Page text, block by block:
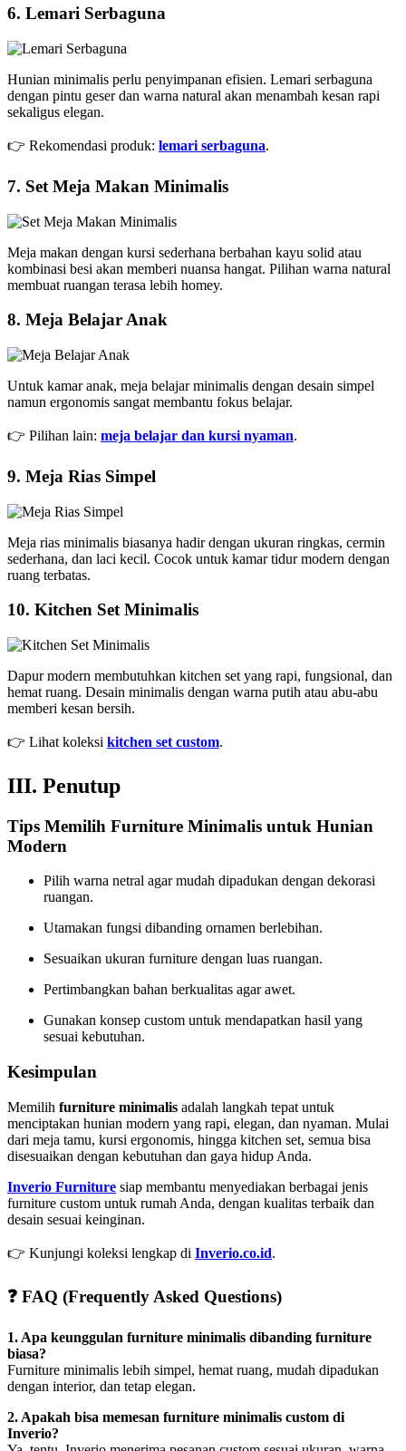
6. Lemari Serbaguna
Hunian minimalis perlu penyimpanan efisien. Lemari serbaguna
dengan pintu geser dan warna natural akan menambah kesan rapi
sekaligus elegan.
👉 Rekomendasi produk: lemari serbaguna.
7. Set Meja Makan Minimalis
Meja makan dengan kursi sederhana berbahan kayu solid atau
kombinasi besi akan memberi nuansa hangat. Pilihan warna natural
membuat ruangan terasa lebih homey.
8. Meja Belajar Anak
Untuk kamar anak, meja belajar minimalis dengan desain simpel
namun ergonomis sangat membantu fokus belajar.
👉 Pilihan lain: meja belajar dan kursi nyaman.
9. Meja Rias Simpel
Meja rias minimalis biasanya hadir dengan ukuran ringkas, cermin
sederhana, dan laci kecil. Cocok untuk kamar tidur modern dengan
ruang terbatas.
10. Kitchen Set Minimalis
Dapur modern membutuhkan kitchen set yang rapi, fungsional, dan
hemat ruang. Desain minimalis dengan warna putih atau abu-abu
memberi kesan bersih.
👉 Lihat koleksi kitchen set custom.
III. Penutup
Tips Memilih Furniture Minimalis untuk Hunian
Modern
Pilih warna netral agar mudah dipadukan dengan dekorasi
ruangan.
Utamakan fungsi dibanding ornamen berlebihan.
Sesuaikan ukuran furniture dengan luas ruangan.
Pertimbangkan bahan berkualitas agar awet.
Gunakan konsep custom untuk mendapatkan hasil yang
sesuai kebutuhan.
Kesimpulan
Memilih furniture minimalis adalah langkah tepat untuk
menciptakan hunian modern yang rapi, elegan, dan nyaman. Mulai
dari meja tamu, kursi ergonomis, hingga kitchen set, semua bisa
disesuaikan dengan kebutuhan dan gaya hidup Anda.
Inverio Furniture siap membantu menyediakan berbagai jenis
furniture custom untuk rumah Anda, dengan kualitas terbaik dan
desain sesuai keinginan.
👉 Kunjungi koleksi lengkap di Inverio.co.id.
❓ FAQ (Frequently Asked Questions)
1. Apa keunggulan furniture minimalis dibanding furniture
biasa?
Furniture minimalis lebih simpel, hemat ruang, mudah dipadukan
dengan interior, dan tetap elegan.
2. Apakah bisa memesan furniture minimalis custom di
Inverio?